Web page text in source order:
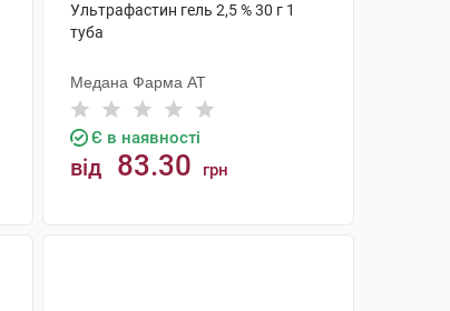
Ультрафастин гель 2,5 % 30 г 1
туба
Медана Фарма АТ
Є в наявності
від 83.30 грн